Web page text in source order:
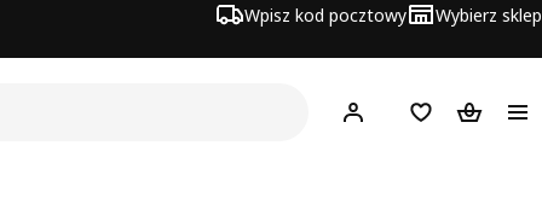
Wpisz kod pocztowy Wybierz sklep
Hej! Zaloguj się
Lista zakupowa
Koszyk